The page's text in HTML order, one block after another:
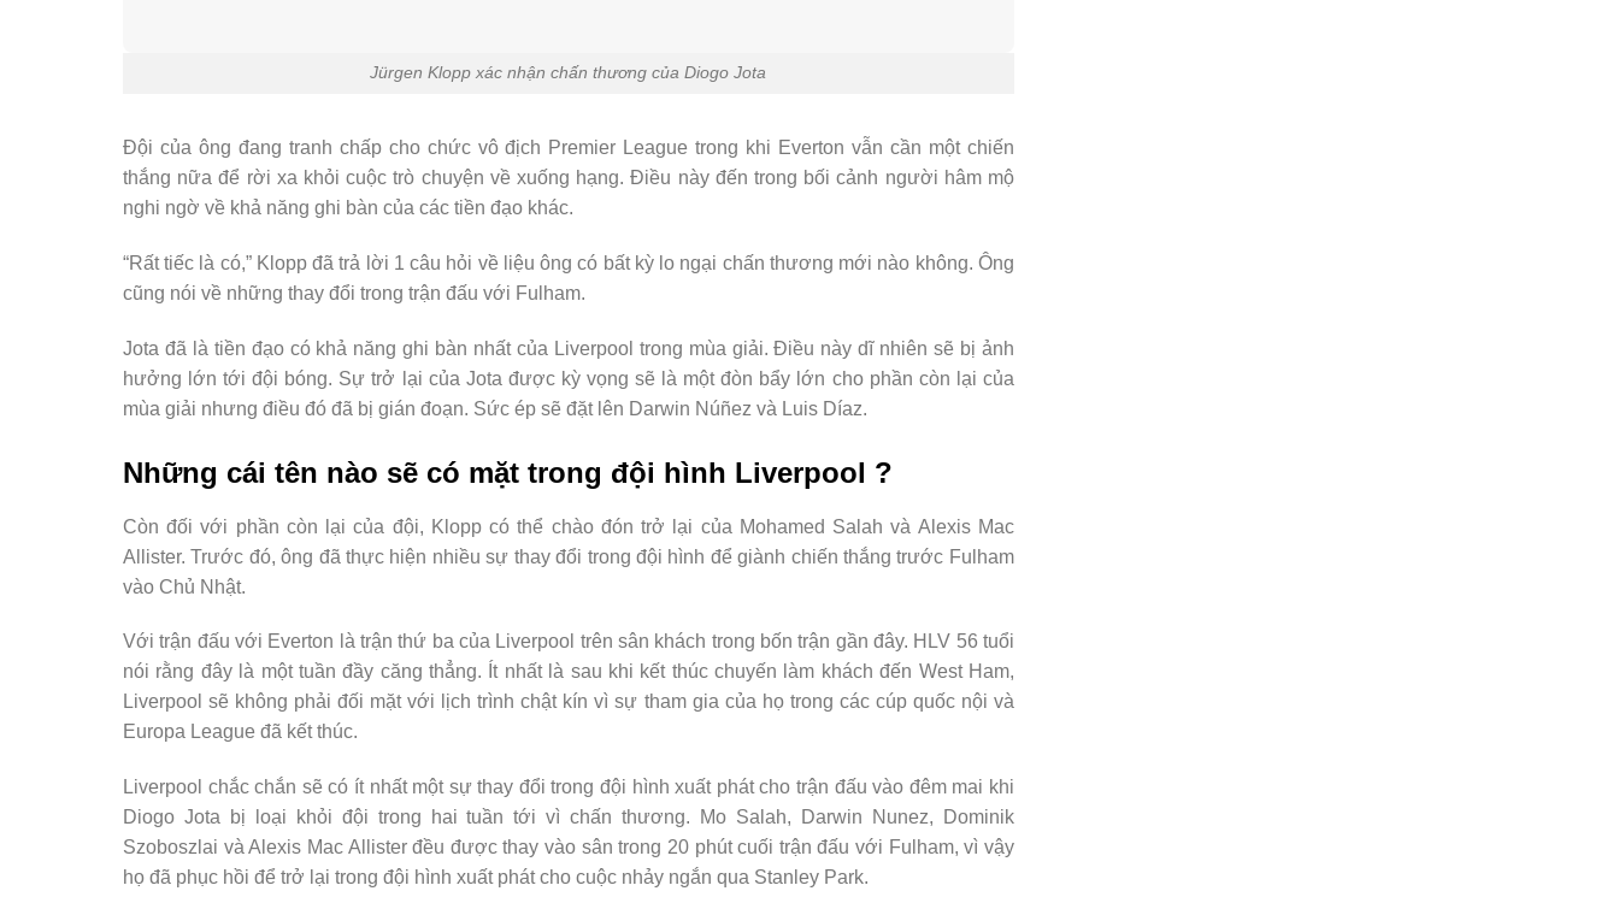
Jürgen Klopp xác nhận chấn thương của Diogo Jota
Đội của ông đang tranh chấp cho chức vô địch Premier League trong khi Everton vẫn cần một chiến
thắng nữa để rời xa khỏi cuộc trò chuyện về xuống hạng. Điều này đến trong bối cảnh người hâm mộ
nghi ngờ về khả năng ghi bàn của các tiền đạo khác.
“Rất tiếc là có,” Klopp đã trả lời 1 câu hỏi về liệu ông có bất kỳ lo ngại chấn thương mới nào không. Ông
cũng nói về những thay đổi trong trận đấu với Fulham.
Jota đã là tiền đạo có khả năng ghi bàn nhất của Liverpool trong mùa giải. Điều này dĩ nhiên sẽ bị ảnh
hưởng lớn tới đội bóng. Sự trở lại của Jota được kỳ vọng sẽ là một đòn bẩy lớn cho phần còn lại của
mùa giải nhưng điều đó đã bị gián đoạn. Sức ép sẽ đặt lên Darwin Núñez và Luis Díaz.
Những cái tên nào sẽ có mặt trong đội hình Liverpool ?
Còn đối với phần còn lại của đội, Klopp có thể chào đón trở lại của Mohamed Salah và Alexis Mac
Allister. Trước đó, ông đã thực hiện nhiều sự thay đổi trong đội hình để giành chiến thắng trước Fulham
vào Chủ Nhật.
Với trận đấu với Everton là trận thứ ba của Liverpool trên sân khách trong bốn trận gần đây. HLV 56 tuổi
nói rằng đây là một tuần đầy căng thẳng. Ít nhất là sau khi kết thúc chuyến làm khách đến West Ham,
Liverpool sẽ không phải đối mặt với lịch trình chật kín vì sự tham gia của họ trong các cúp quốc nội và
Europa League đã kết thúc.
Liverpool chắc chắn sẽ có ít nhất một sự thay đổi trong đội hình xuất phát cho trận đấu vào đêm mai khi
Diogo Jota bị loại khỏi đội trong hai tuần tới vì chấn thương. Mo Salah, Darwin Nunez, Dominik
Szoboszlai và Alexis Mac Allister đều được thay vào sân trong 20 phút cuối trận đấu với Fulham, vì vậy
họ đã phục hồi để trở lại trong đội hình xuất phát cho cuộc nhảy ngắn qua Stanley Park.